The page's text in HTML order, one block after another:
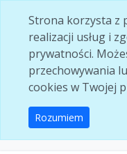
Strona korzysta z
realizacji usług i
prywatności.
przechowywania
cookies w Twojej
Rozumiem